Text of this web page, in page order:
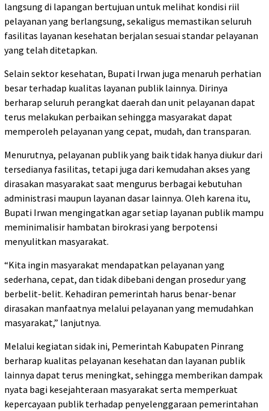
langsung di lapangan bertujuan untuk melihat kondisi riil
pelayanan yang berlangsung, sekaligus memastikan seluruh
fasilitas layanan kesehatan berjalan sesuai standar pelayanan
yang telah ditetapkan.
Selain sektor kesehatan, Bupati Irwan juga menaruh perhatian
besar terhadap kualitas layanan publik lainnya. Dirinya
berharap seluruh perangkat daerah dan unit pelayanan dapat
terus melakukan perbaikan sehingga masyarakat dapat
memperoleh pelayanan yang cepat, mudah, dan transparan.
Menurutnya, pelayanan publik yang baik tidak hanya diukur dari
tersedianya fasilitas, tetapi juga dari kemudahan akses yang
dirasakan masyarakat saat mengurus berbagai kebutuhan
administrasi maupun layanan dasar lainnya. Oleh karena itu,
Bupati Irwan mengingatkan agar setiap layanan publik mampu
meminimalisir hambatan birokrasi yang berpotensi
menyulitkan masyarakat.
“Kita ingin masyarakat mendapatkan pelayanan yang
sederhana, cepat, dan tidak dibebani dengan prosedur yang
berbelit-belit. Kehadiran pemerintah harus benar-benar
dirasakan manfaatnya melalui pelayanan yang memudahkan
masyarakat,” lanjutnya.
Melalui kegiatan sidak ini, Pemerintah Kabupaten Pinrang
berharap kualitas pelayanan kesehatan dan layanan publik
lainnya dapat terus meningkat, sehingga memberikan dampak
nyata bagi kesejahteraan masyarakat serta memperkuat
kepercayaan publik terhadap penyelenggaraan pemerintahan